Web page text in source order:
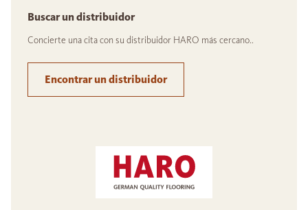
Buscar un distribuidor
Concierte una cita con su distribuidor HARO más cercano..
Encontrar un distribuidor